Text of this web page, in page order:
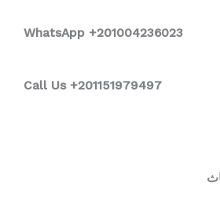
WhatsApp +201004236023
Call Us +201151979497